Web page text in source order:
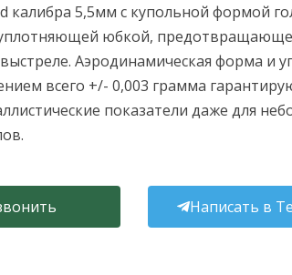
калибра 5,5мм с купольной формой
юбкой,
Аэродинамическая форма и
всего +/- 0,003 грамма
показатели даже для
Написать в